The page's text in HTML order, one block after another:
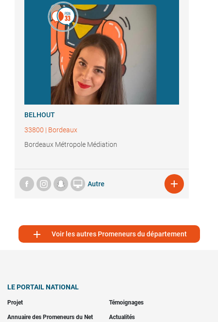
BELHOUT
33800 | Bordeaux
Bordeaux Métropole Médiation
 Autre 
 Voir les autres Promeneurs du département
LE PORTAIL NATIONAL
Projet Témoignages
Annuaire des Promeneurs du Net Actualités